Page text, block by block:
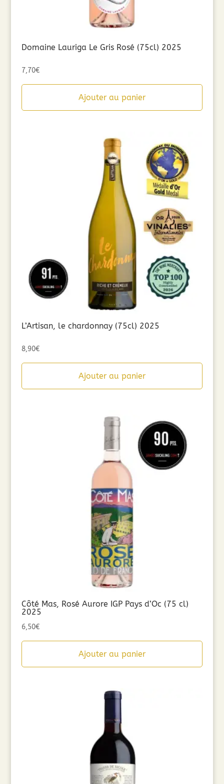
Domaine Lauriga Le Gris Rosé (75cl) 2025
7,70€
Ajouter au panier
L’Artisan, le chardonnay (75cl) 2025
8,90€
Ajouter au panier
Côté Mas, Rosé Aurore IGP Pays d’Oc (75 cl)
2025
6,50€
Ajouter au panier